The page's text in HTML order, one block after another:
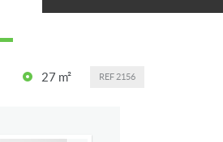
27 m² REF 2156